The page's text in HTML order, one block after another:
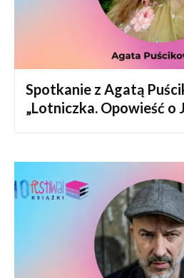
Spotkanie z Agatą
„Lotniczka. Opowieść o